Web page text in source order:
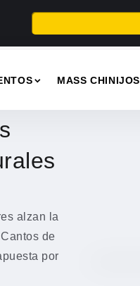
MASS CHINIJOS
alzan la
de
por